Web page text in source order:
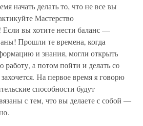
начать делать то, что не все вы
Мастерство
Если вы хотите нести баланс —
Прошли те времена, когда
и знания, могли открыть
работу, а потом пойти и делать со
На первое время я говорю
способности будут
с тем, что вы делаете с собой —